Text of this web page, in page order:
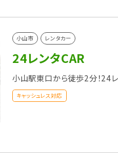
小山市 レンタカー
24レンタCAR
小山駅東口から徒歩2分！24レ
キャッシュレス対応